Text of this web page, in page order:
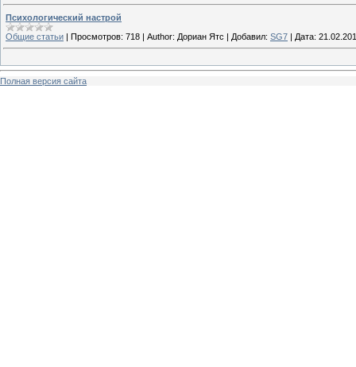
Психологический настрой
Общие статьи | Просмотров: 718 | Author: Дориан Ятс | Добавил: SG7 | Дата:
Полная версия сайта